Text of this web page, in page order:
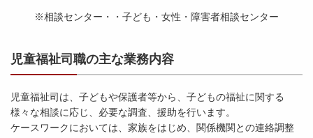
※相談センター・・子ども・女性・障害者相談センター
児童福祉司職の主な業務内容
児童福祉司は、子どもや保護者等から、子どもの福祉に関する
様々な相談に応じ、必要な調査、援助を行います。
ケースワークにおいては、家族をはじめ、関係機関との連絡調整